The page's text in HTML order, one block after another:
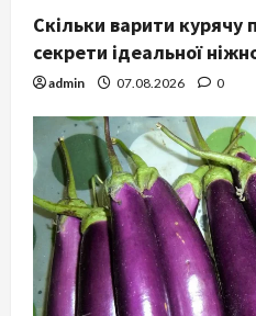
Скільки варити курячу
секрети ідеальної
admin 07.08.2026 0